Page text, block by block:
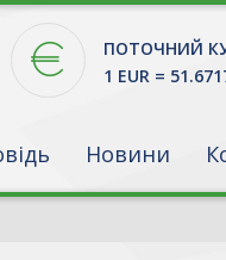
ПОТОЧНИЙ
1 EUR =
Новини